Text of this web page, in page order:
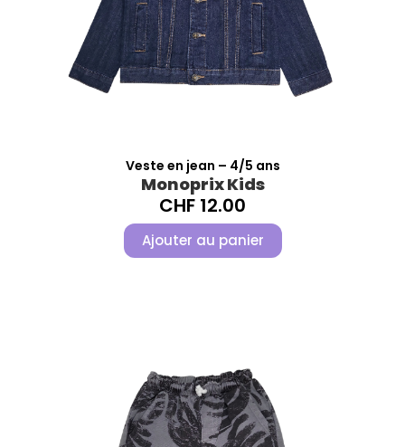
Veste en jean – 4/5 ans
Monoprix Kids
CHF 12.00
Ajouter au panier